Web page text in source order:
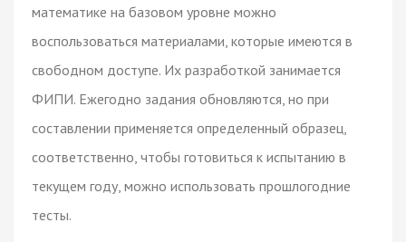
математике на базовом уровне можно
воспользоваться материалами, которые имеются в
свободном доступе. Их разработкой занимается
ФИПИ. Ежегодно задания обновляются, но при
составлении применяется определенный образец,
соответственно, чтобы готовиться к испытанию в
текущем году, можно использовать прошлогодние
тесты.